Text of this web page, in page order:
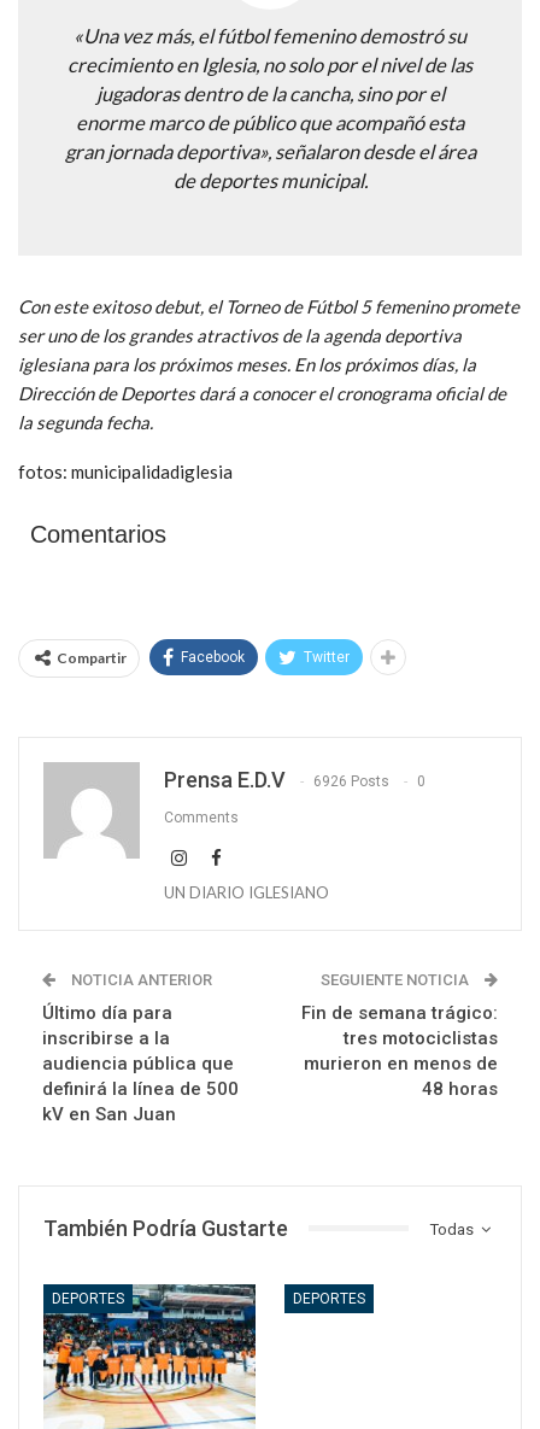
«Una vez más, el fútbol femenino demostró su
crecimiento en Iglesia, no solo por el nivel de las
jugadoras dentro de la cancha, sino por el
enorme marco de público que acompañó esta
gran jornada deportiva», señalaron desde el área
de deportes municipal.
Con este exitoso debut, el Torneo de Fútbol 5 femenino promete
ser uno de los grandes atractivos de la agenda deportiva
iglesiana para los próximos meses. En los próximos días, la
Dirección de Deportes dará a conocer el cronograma oficial de
la segunda fecha.
fotos: municipalidadiglesia
Comentarios
Compartir Facebook Twitter
Prensa E.D.V 6926 Posts 0
Comments
UN DIARIO IGLESIANO
NOTICIA ANTERIOR
Último día para
inscribirse a la
audiencia pública que
definirá la línea de 500
kV en San Juan
SEGUIENTE NOTICIA
Fin de semana trágico:
tres motociclistas
murieron en menos de
48 horas
Todas
También Podría Gustarte
DEPORTES DEPORTES